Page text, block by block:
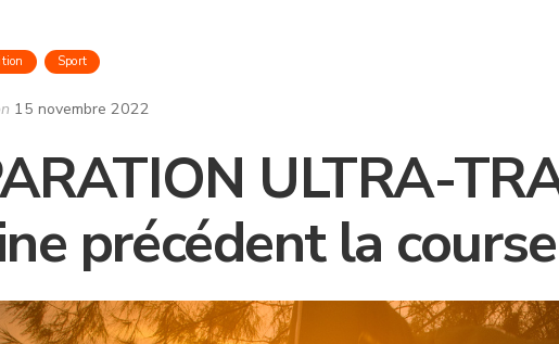
Sport
15 novembre 2022
ULTRA-
précédent la course